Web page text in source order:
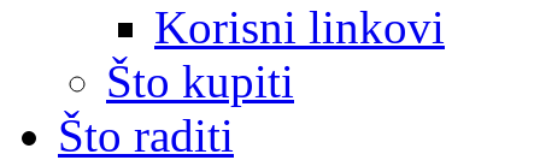
Korisni linkovi
Što kupiti
Što raditi